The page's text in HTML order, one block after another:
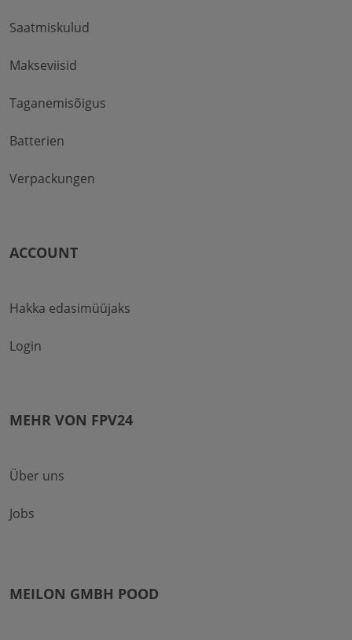
Saatmiskulud
Makseviisid
Taganemisõigus
Batterien
Verpackungen
ACCOUNT
Hakka edasimüüjaks
Login
MEHR VON FPV24
Über uns
Jobs
MEILON GMBH POOD